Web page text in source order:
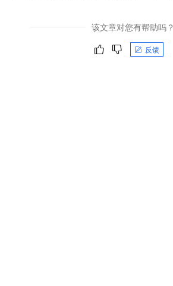
该文章对您有帮助吗？
反馈